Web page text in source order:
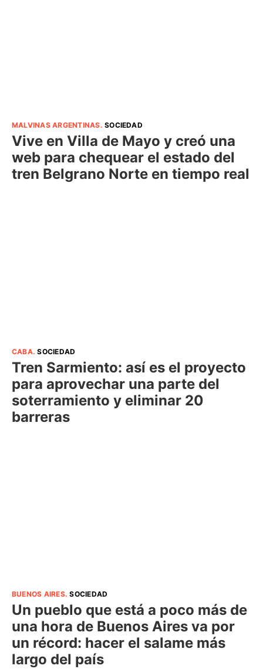
MALVINAS ARGENTINAS.SOCIEDAD
Vive en Villa de Mayo y creó una
web para chequear el estado del
tren Belgrano Norte en tiempo real
CABA.SOCIEDAD
Tren Sarmiento: así es el proyecto
para aprovechar una parte del
soterramiento y eliminar 20
barreras
BUENOS AIRES.SOCIEDAD
Un pueblo que está a poco más de
una hora de Buenos Aires va por
un récord: hacer el salame más
largo del país